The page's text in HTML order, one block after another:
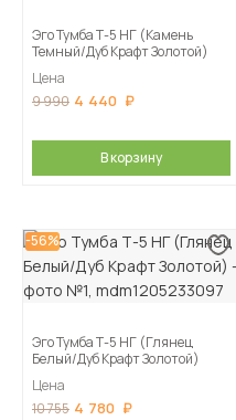
Эго Тумба Т-5 НГ (Камень
Темный/Дуб Крафт Золотой)
Цена
9 990 4 440
В корзину
-56%
Эго Тумба Т-5 НГ (Глянец
Белый/Дуб Крафт Золотой)
Цена
10 755 4 780